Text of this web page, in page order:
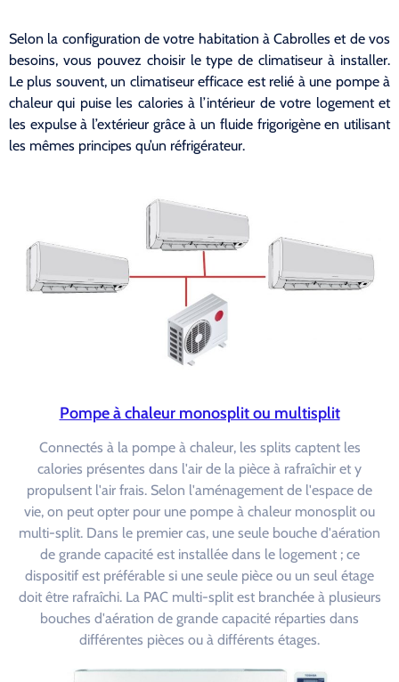
Selon la configuration de votre habitation à Cabrolles et de vos
besoins, vous pouvez choisir le type de climatiseur à installer.
Le plus souvent, un climatiseur efficace est relié à une pompe à
chaleur qui puise les calories à l’intérieur de votre logement et
les expulse à l’extérieur grâce à un fluide frigorigène en utilisant
les mêmes principes qu’un réfrigérateur.
Pompe à chaleur monosplit ou multisplit
Connectés à la pompe à chaleur, les splits captent les
calories présentes dans l'air de la pièce à rafraîchir et y
propulsent l'air frais. Selon l'aménagement de l'espace de
vie, on peut opter pour une pompe à chaleur monosplit ou
multi-split. Dans le premier cas, une seule bouche d'aération
de grande capacité est installée dans le logement ; ce
dispositif est préférable si une seule pièce ou un seul étage
doit être rafraîchi. La PAC multi-split est branchée à plusieurs
bouches d'aération de grande capacité réparties dans
différentes pièces ou à différents étages.